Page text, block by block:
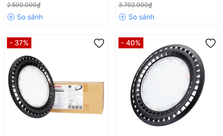
2.500.000₫ 3.702.000₫
- 37% - 40%